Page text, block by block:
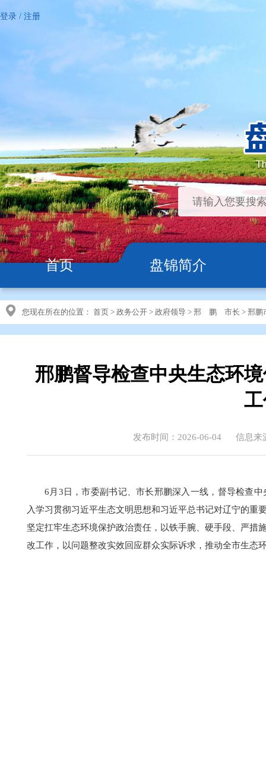
登录 / 注册
首页 盘锦简介
您现在所在的位置： 首页 > 政务公开 > 政府领导 > 邢 鹏 市长 > 邢鹏
邢鹏督导检查中央生态环
发布时间：2026-06-04 信息来
6月3日，市委副书记、市长邢鹏深入一线，督导检查
入学习贯彻习近平生态文明思想和习近平总书记对辽宁的
坚定扛牢生态环境保护政治责任，以铁手腕、硬手段、严措
改工作，以问题整改实效回应群众实际诉求，推动全市生态